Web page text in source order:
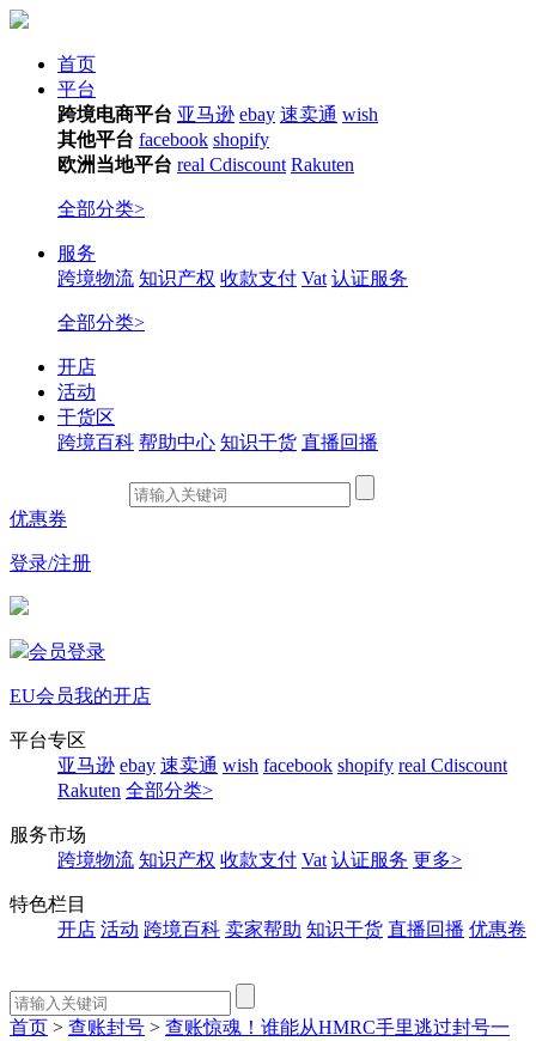
首页
平台
跨境电商平台 亚马逊 ebay 速卖通 wish
其他平台 facebook shopify
欧洲当地平台 real Cdiscount Rakuten
全部分类>
服务
跨境物流 知识产权 收款支付 Vat 认证服务
全部分类>
开店
活动
干货区
跨境百科 帮助中心 知识干货 直播回播
优惠券
登录/注册
会员登录
EU会员我的开店
平台专区
亚马逊 ebay 速卖通 wish facebook shopify real Cdiscount
Rakuten 全部分类>
服务市场
跨境物流 知识产权 收款支付 Vat 认证服务 更多>
特色栏目
开店 活动 跨境百科 卖家帮助 知识干货 直播回播 优惠卷
首页 > 查账封号 > 查账惊魂！谁能从HMRC手里逃过封号一